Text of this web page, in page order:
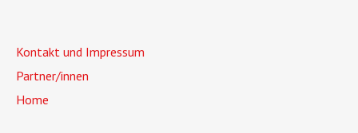
Kontakt und Impressum
Partner/innen
Home